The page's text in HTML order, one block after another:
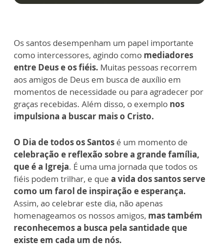
Os santos desempenham um papel importante
como intercessores, agindo como mediadores
entre Deus e os fiéis. Muitas pessoas recorrem
aos amigos de Deus em busca de auxílio em
momentos de necessidade ou para agradecer por
graças recebidas. Além disso, o exemplo nos
impulsiona a buscar mais o Cristo.
O Dia de todos os Santos é um momento de
celebração e reflexão sobre a grande família,
que é a Igreja. É uma uma jornada que todos os
fiéis podem trilhar, e que a vida dos santos serve
como um farol de inspiração e esperança.
Assim, ao celebrar este dia, não apenas
homenageamos os nossos amigos, mas também
reconhecemos a busca pela santidade que
existe em cada um de nós.